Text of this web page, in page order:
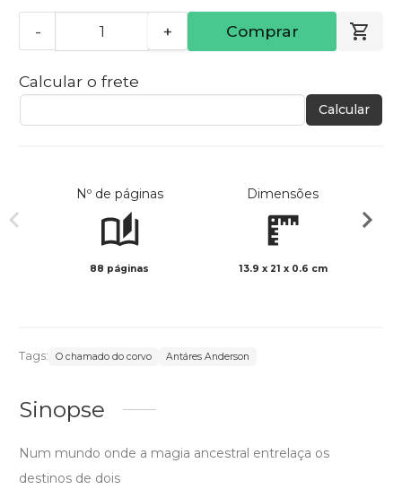
- + Comprar
Calcular o frete
Calcular
Nº de páginas
88 páginas
Dimensões
13.9 x 21 x 0.6 cm
Tags: O chamado do corvo Antáres Anderson
Sinopse
Num mundo onde a magia ancestral entrelaça os
destinos de dois